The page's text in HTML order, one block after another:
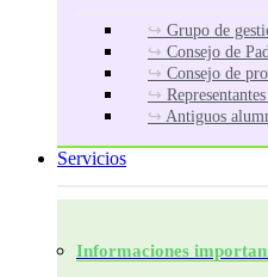
Grupo de
Consejo de
Consejo de
Antiguos
Servicios
Informaciones